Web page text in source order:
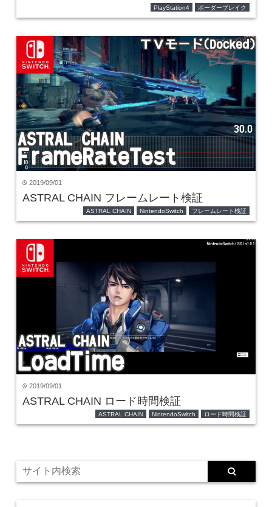
PlayStation4 ボーダーブレイク
time 2019/09/01
ASTRAL CHAIN フレームレート検証
ASTRAL CHAIN NintendoSwitch フレームレート検証
time 2019/09/01
ASTRAL CHAIN ロード時間検証
ASTRAL CHAIN NintendoSwitch ロード時間検証